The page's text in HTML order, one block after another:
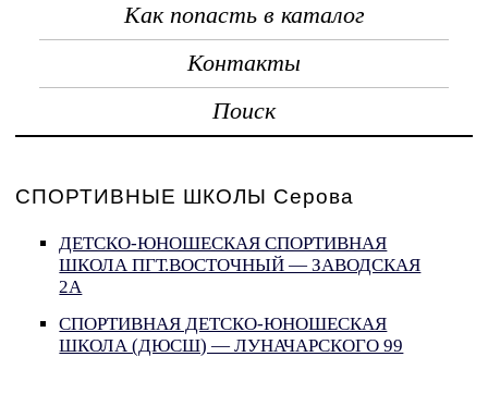
Как попасть в каталог
Контакты
Поиск
СПОРТИВНЫЕ ШКОЛЫ Серова
ДЕТСКО-ЮНОШЕСКАЯ СПОРТИВНАЯ
ШКОЛА ПГТ.ВОСТОЧНЫЙ — ЗАВОДСКАЯ
2А
СПОРТИВНАЯ ДЕТСКО-ЮНОШЕСКАЯ
ШКОЛА (ДЮСШ) — ЛУНАЧАРСКОГО 99